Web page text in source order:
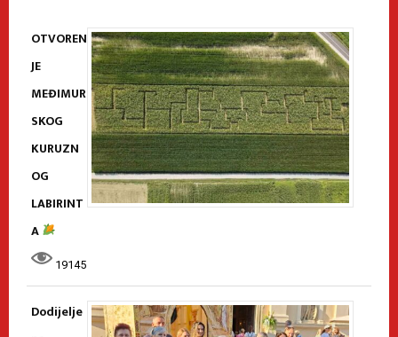
OTVOREN
JE
MEĐIMUR
SKOG
KURUZN
OG
LABIRINT
A
19145
Dodijelje